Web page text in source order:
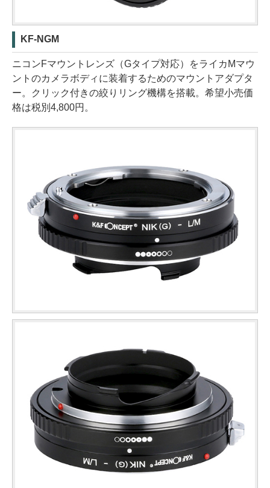
KF-NGM
ニコンFマウントレンズ（Gタイプ対応）をライカMマウ
ントのカメラボディに装着するためのマウントアダプタ
ー。クリック付きの絞りリング機構を搭載。希望小売価
格は税別4,800円。